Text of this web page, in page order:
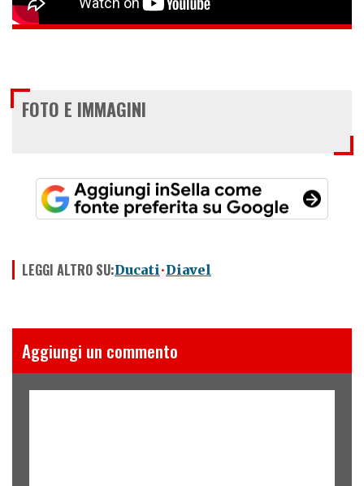
FOTO E IMMAGINI
LEGGI ALTRO SU:Ducati Diavel
Aggiungi un commento